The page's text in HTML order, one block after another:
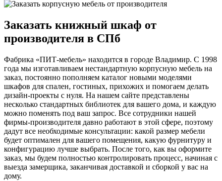
Заказать книжный шкаф от
производителя в СПб
Фабрика «ПИТ-мебель» находится в городе Владимир. С 1998
года мы изготавливаем нестандартную корпусную мебель на
заказ, постоянно пополняем каталог новыми моделями
шкафов для спален, гостиных, прихожих и помогаем делать
дизайн-проекты с нуля. На нашем сайте представлены
несколько стандартных библиотек для вашего дома, и каждую
можно поменять под ваш запрос. Все сотрудники нашей
фирмы-производителя давно работают в этой сфере, поэтому
дадут все необходимые консультации: какой размер мебели
будет оптимален для вашего помещения, какую фурнитуру и
конфигурацию лучше выбрать. После того, как вы оформите
заказ, мы будем полностью контролировать процесс, начиная с
выезда замерщика, заканчивая доставкой и сборкой у вас на
дому.